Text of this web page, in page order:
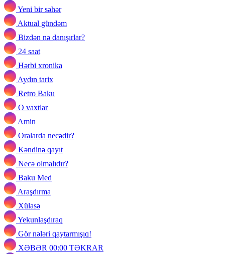
Yeni bir səhər
Aktual gündəm
Bizdən nə danışırlar?
24 saat
Hərbi xronika
Aydın tarix
Retro Baku
O vaxtlar
Amin
Oralarda necədir?
Kəndinə qayıt
Necə olmalıdır?
Baku Med
Araşdırma
Xülasə
Yekunlaşdıraq
Gör nələri qaytarmışıq!
XƏBƏR 00:00 TƏKRAR